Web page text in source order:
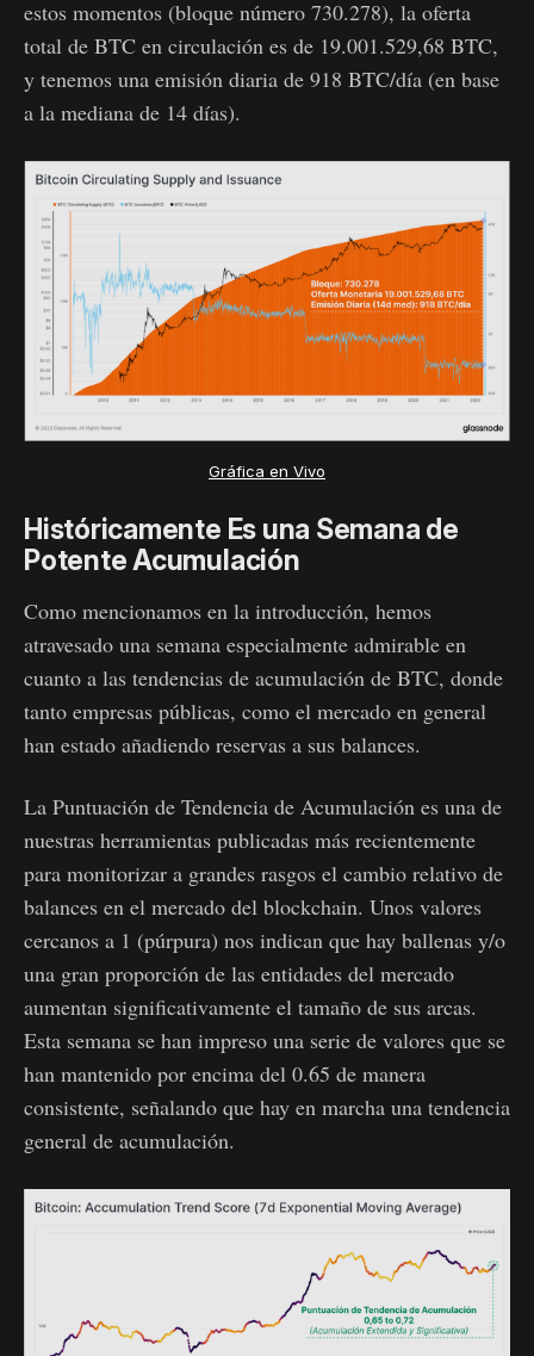
estos momentos (bloque número 730.278), la oferta
total de BTC en circulación es de 19.001.529,68 BTC,
y tenemos una emisión diaria de 918 BTC/día (en base
a la mediana de 14 días).
Gráfica en Vivo
Históricamente Es una Semana de
Potente Acumulación
Como mencionamos en la introducción, hemos
atravesado una semana especialmente admirable en
cuanto a las tendencias de acumulación de BTC, donde
tanto empresas públicas, como el mercado en general
han estado añadiendo reservas a sus balances.
La Puntuación de Tendencia de Acumulación es una de
nuestras herramientas publicadas más recientemente
para monitorizar a grandes rasgos el cambio relativo de
balances en el mercado del blockchain. Unos valores
cercanos a 1 (púrpura) nos indican que hay ballenas y/o
una gran proporción de las entidades del mercado
aumentan significativamente el tamaño de sus arcas.
Esta semana se han impreso una serie de valores que se
han mantenido por encima del 0.65 de manera
consistente, señalando que hay en marcha una tendencia
general de acumulación.